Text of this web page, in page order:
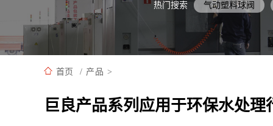
热门搜索 气动塑料球阀
首页 / 产品 >
巨良产品系列应用于环保水处理